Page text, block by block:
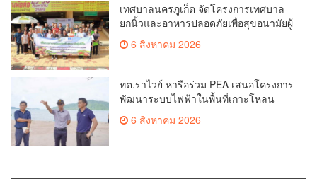
เทศบาลนครภูเก็ต จัดโครงการเทศบาล
ยกนิ้วและอาหารปลอดภัยเพื่อสุขอนามัยผู้
6 สิงหาคม 2026
ทต.ราไวย์ หารือร่วม PEA เสนอโครงการ
พัฒนาระบบไฟฟ้าในพื้นที่เกาะโหลน
6 สิงหาคม 2026